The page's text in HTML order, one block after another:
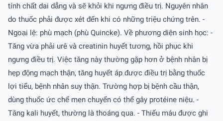
tính chất dai dẳng và sẽ khỏi khi ngưng điều trị. Nguyên nhân
do thuốc phải được xét đến khi có những triệu chứng trên. -
Ngoại lệ: phù mạch (phù Quincke). Về phương diện sinh học: -
Tăng vừa phải urê và creatinin huyết tương, hồi phục khi
ngưng điều trị. Việc tăng này thường gặp hơn ở bệnh nhân bị
hẹp động mạch thận, tăng huyết áp được điều trị bằng thuốc
lợi tiểu, bệnh nhân suy thận. Trường hợp bị bệnh cầu thận,
dùng thuốc ức chế men chuyển có thể gây protéine niệu. -
Tăng kali huyết, thường là thoáng qua. - Thiếu máu được ghi